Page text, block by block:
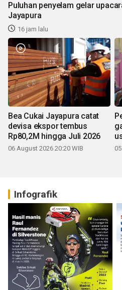
Puluhan penyelam gelar
Jayapura
16 jam lalu
Bea Cukai Jayapura catat
devisa ekspor tembus
Rp80,2M hingga Juli 2026
06 August 2026 20:20 WIB
Infografik